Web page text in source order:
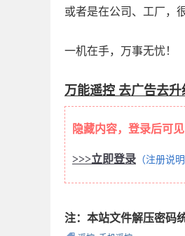
或者是在公司、工厂，
一机在手，万事无忧！
万能遥控 去广告去升
隐藏内容，登录后可见
>>>立即登录 （注册说明
注：本站文件解压密码